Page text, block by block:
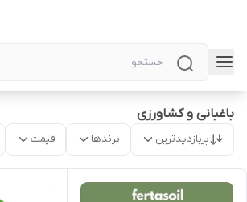
باغبانی و کشاورزی
پربازدیدترین برندها قیمت